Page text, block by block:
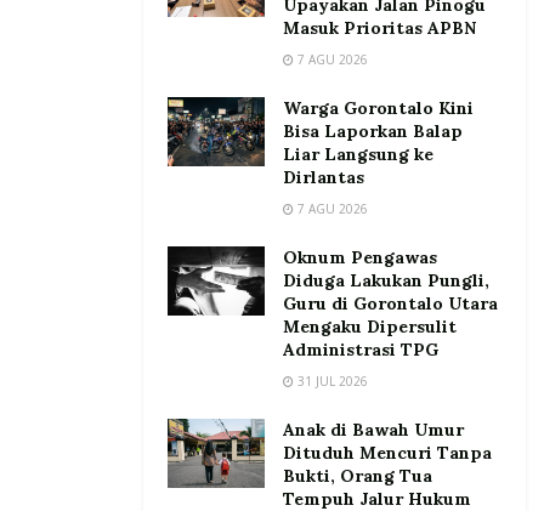
Upayakan Jalan Pinogu
Masuk Prioritas APBN
7 AGU 2026
Warga Gorontalo Kini
Bisa Laporkan Balap
Liar Langsung ke
Dirlantas
7 AGU 2026
Oknum Pengawas
Diduga Lakukan Pungli,
Guru di Gorontalo Utara
Mengaku Dipersulit
Administrasi TPG
31 JUL 2026
Anak di Bawah Umur
Dituduh Mencuri Tanpa
Bukti, Orang Tua
Tempuh Jalur Hukum